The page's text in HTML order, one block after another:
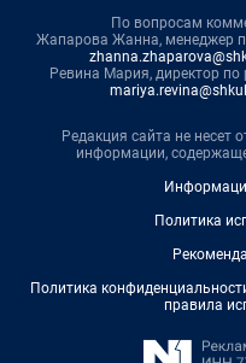
По вопросам
Жапарова Жанна, менеджер
Ревина Мария, директор
Редакция сайта не несет
информации,
Политика
Политика
правила